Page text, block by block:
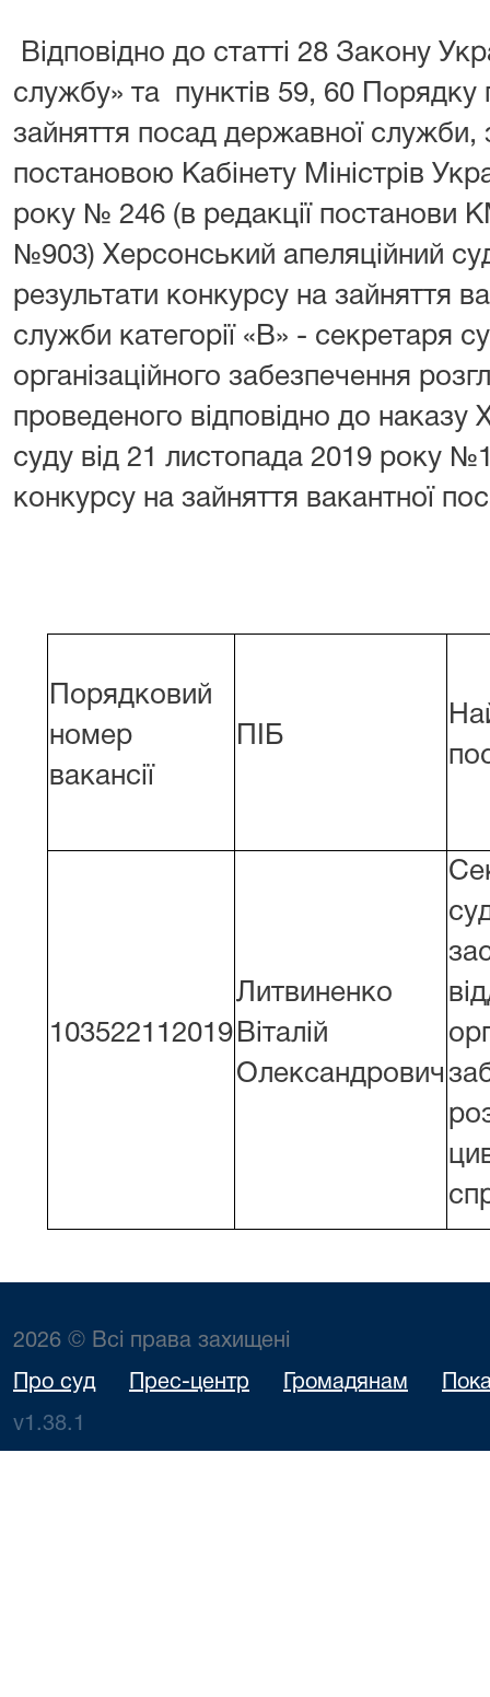
Відповідно до статті 28 Закону
службу» та пунктів 59, 60 Порядку
зайняття посад державної служби,
постановою Кабінету Міністрів
року № 246 (в редакції постанови
№903) Херсонський апеляційний
результати конкурсу на зайняття
служби категорії «В» - секретаря
організаційного забезпечення
проведеного відповідно до наказу
суду від 21 листопада 2019 року
конкурсу на зайняття вакантної
Порядковий
номер
вакансії
ПІБ
103522112019
Литвиненко
Віталій
Олександрович
2026 © Всі права захищені
Про суд Прес-центр Громадянам
v1.38.1